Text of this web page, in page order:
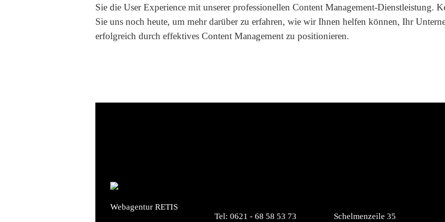
Sie die User Experience mit unserer professionellen Content Management-Dienstleistung.
Sie uns noch heute, um mehr darüber zu erfahren, wie wir Ihnen helfen können, Ihr
erfolgreich durch effektives Content Management zu positionieren.
Webagentur RETIS
Tel: 0621 - 68 58 53 73
Schelmenzeile 35